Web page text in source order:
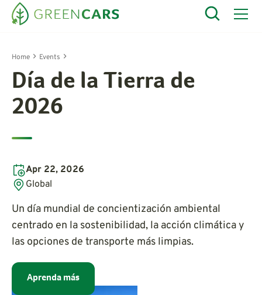
Home Events
Día de la Tierra de
2026
Apr 22, 2026
Global
Un día mundial de concientización ambiental
centrado en la sostenibilidad, la acción climática y
las opciones de transporte más limpias.
Aprenda más